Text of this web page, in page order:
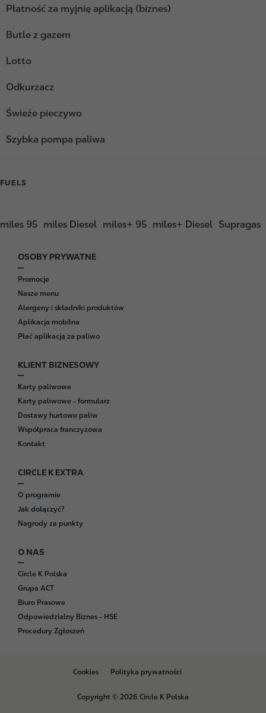
Płatność za myjnię aplikacją (biznes)
Butle z gazem
Lotto
Odkurzacz
Świeże pieczywo
Szybka pompa paliwa
FUELS
miles 95 miles Diesel miles+ 95 miles+ Diesel Supragas
F
o
o
t
e
r
OSOBY PRYWATNE
Promocje
Nasze menu
Alergeny i składniki produktów
Aplikacja mobilna
Płać aplikacją za paliwo
KLIENT BIZNESOWY
Karty paliwowe
Karty paliwowe - formularz
Dostawy hurtowe paliw
Współpraca franczyzowa
Kontakt
CIRCLE K EXTRA
O programie
Jak dołączyć?
Nagrody za punkty
O NAS
Circle K Polska
Grupa ACT
Biuro Prasowe
Odpowiedzialny Biznes - HSE
Procedury Zgłoszeń
B
Cookies Polityka prywatności
Copyright © 2026 Circle K Polska